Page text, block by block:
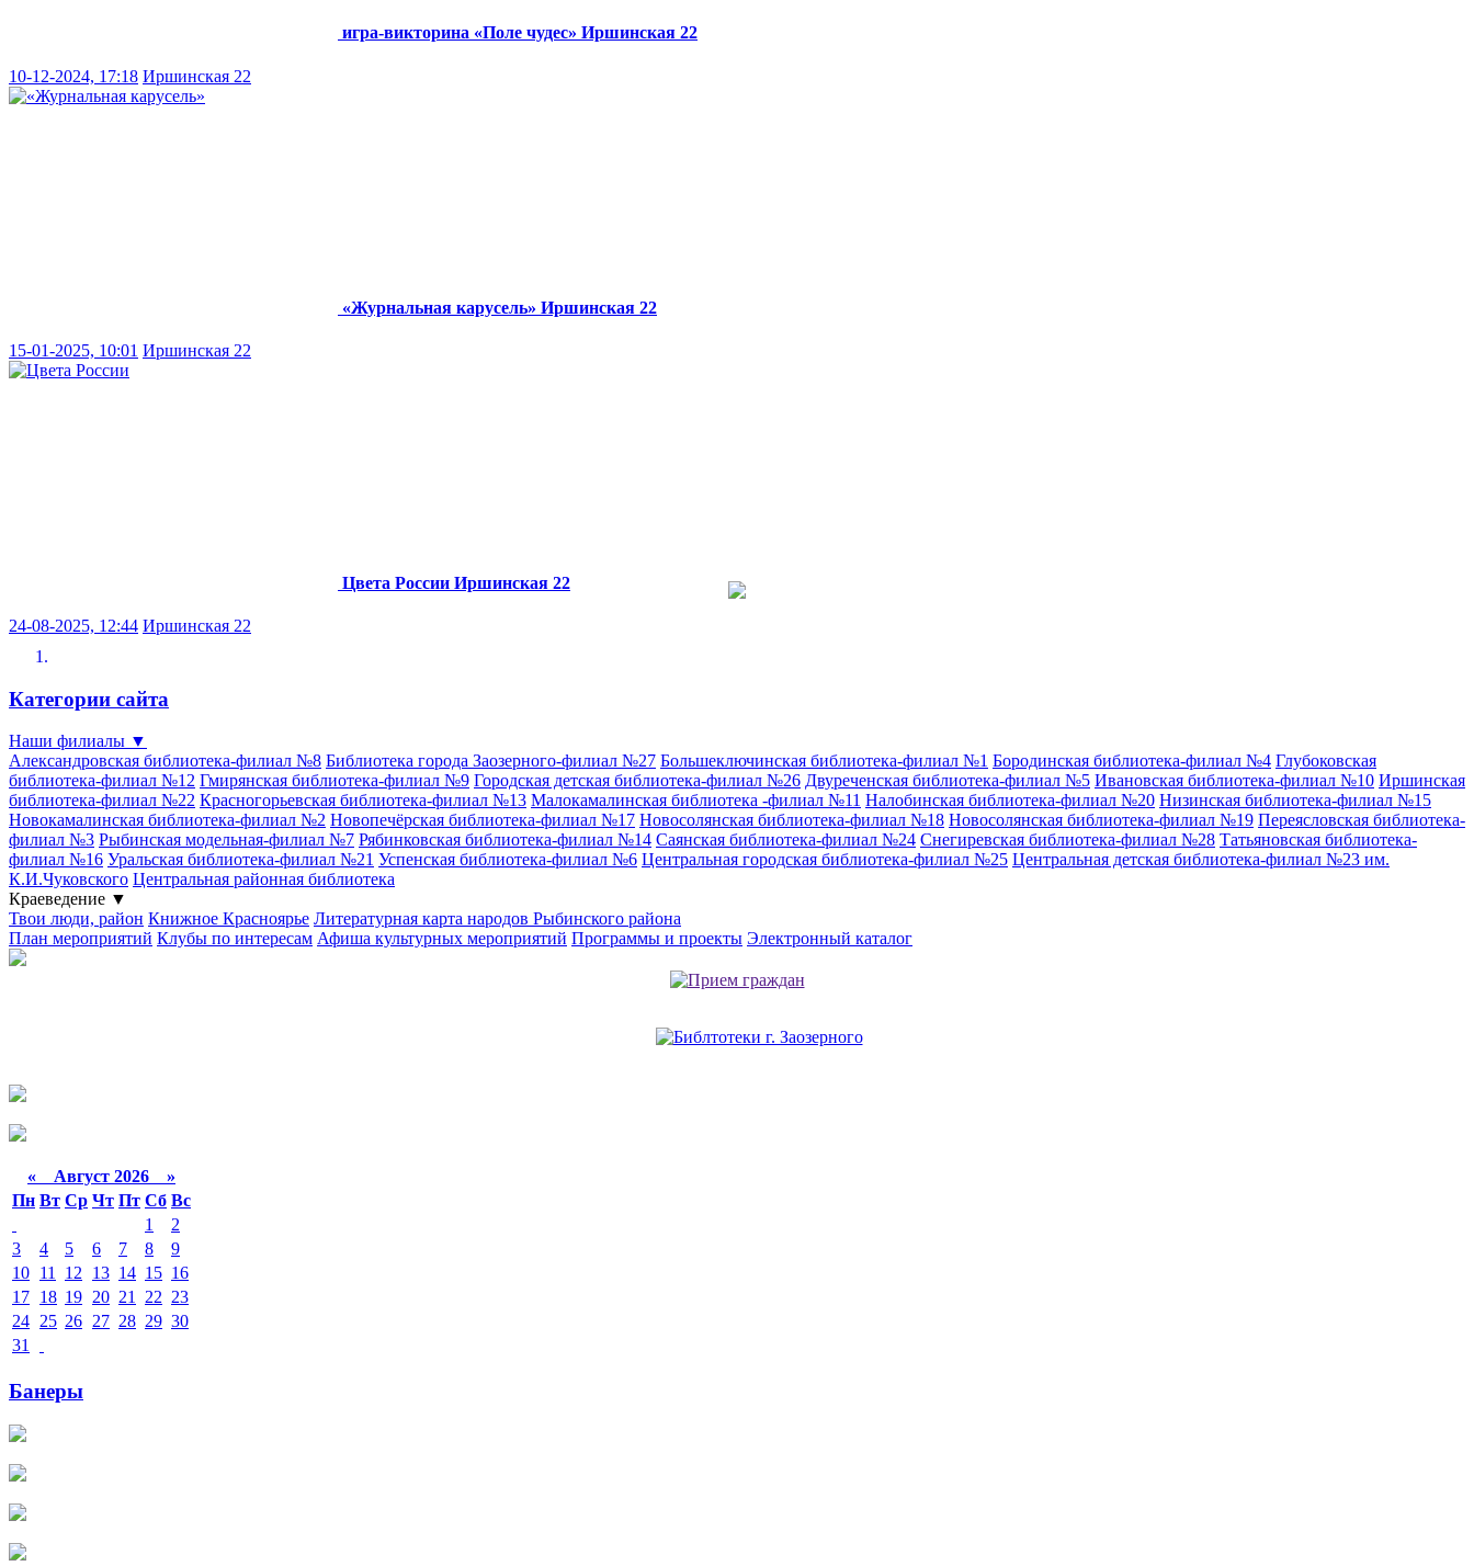
игра-викторина «Поле чудес» Иршинская 22
10-12-2024, 17:18 Иршинская 22
«Журнальная карусель» Иршинская 22
15-01-2025, 10:01 Иршинская 22
Цвета России Иршинская 22
24-08-2025, 12:44 Иршинская 22
Категории сайта
Наши филиалы ▼
Александровская библиотека-филиал №8 Библиотека города Заозерного-филиал №27 Большеключинская библиотека-филиал №1 Бородинская библиотека-филиал №4 Глубоковская
библиотека-филиал №12 Гмирянская библиотека-филиал №9 Городская детская библиотека-филиал №26 Двуреченская библиотека-филиал №5 Ивановская библиотека-филиал №10 Иршинская
библиотека-филиал №22 Красногорьевская библиотека-филиал №13 Малокамалинская библиотека -филиал №11 Налобинская библиотека-филиал №20 Низинская библиотека-филиал №15
Новокамалинская библиотека-филиал №2 Новопечёрская библиотека-филиал №17 Новосолянская библиотека-филиал №18 Новосолянская библиотека-филиал №19 Переясловская библиотека-
филиал №3 Рыбинская модельная-филиал №7 Рябинковская библиотека-филиал №14 Саянская библиотека-филиал №24 Снегиревская библиотека-филиал №28 Татьяновская библиотека-
филиал №16 Уральская библиотека-филиал №21 Успенская библиотека-филиал №6 Центральная городская библиотека-филиал №25 Центральная детская библиотека-филиал №23 им.
К.И.Чуковского Центральная районная библиотека
Краеведение ▼
Твои люди, район Книжное Красноярье Литературная карта народов Рыбинского района
План мероприятий Клубы по интересам Афиша культурных мероприятий Программы и проекты Электронный каталог
« Август 2026 »
Пн Вт Ср Чт Пт Сб Вс
1
2
3
4 5 6 7 8
9
10 11 12 13 14 15 16
17 18 19 20 21 22 23
24 25 26 27 28 29 30
31
Банеры